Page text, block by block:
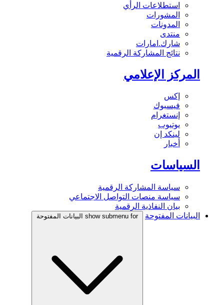
استطلاعات الرأي
المشورات
المدونات
منتدى
شارك.امارات
نتائج المشاركة الرقمية
المركز الإعلامي
إكس
فيسبوك
إنستغرام
يوتيوب
لينكد إن
أخبار
السياسات
سياسة المشاركة الرقمية
سياسة منصات التواصل الاجتماعي
بيان النفاذية الرقمية
البيانات المفتوحة
show submenu for البيانات المفتوحة